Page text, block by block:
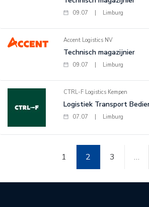
09.07 Limburg
Accent Logistics NV
Technisch magazijnier
09.07 Limburg
CTRL-F Logistics Kempen
Logistiek Transport
07.07 Limburg
1 2 3 …